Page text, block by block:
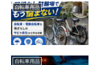
自転車用品
自転車用品